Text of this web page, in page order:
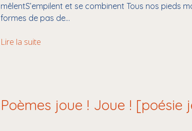
mêlentS’empilent et se combinent Tous nos pieds
formes de pas de…
Lire la suite
Poèmes joue ! Joue ! [poésie